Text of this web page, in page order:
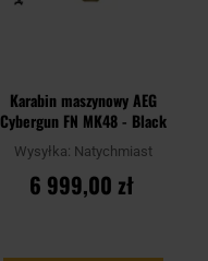
Karabin maszynowy AEG
Cybergun FN MK48 - Black
Wysyłka: Natychmiast
6 999,00 zł